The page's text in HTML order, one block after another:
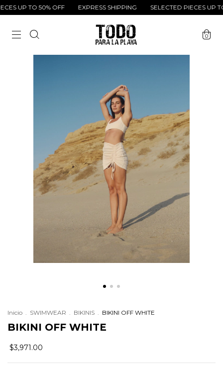
UP TO 50% OFF EXPRESS SHIPPING SELECTED PIECES UP TO
0
Inicio . SWIMWEAR . BIKINIS . BIKINI OFF WHITE
BIKINI OFF WHITE
$3,971.00